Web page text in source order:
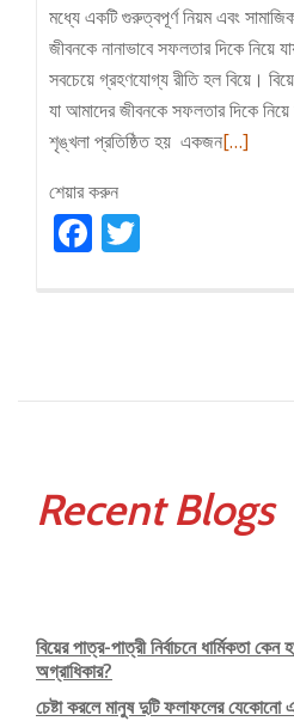
মধ্যে একটি গুরুত্বপূর্ণ নিয়ম এবং
জীবনকে নানাভাবে সফলতার দিকে নিয়ে
সবচেয়ে গ্রহণযোগ্য রীতি হল বিয়ে।
যা আমাদের জীবনকে সফলতার দিকে
শৃঙ্খলা প্রতিষ্ঠিত হয় একজনRead
[…]
শেয়ার করুন
Facebook
Recent Blogs
বিয়ের পাত্র-পাত্রী নির্বাচনে ধার্মিকতা
অগ্রাধিকার?
চেষ্টা করলে মানুষ দুটি ফলাফলের যেকোনো